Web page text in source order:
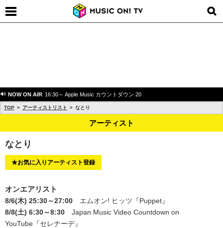
NOW ON AIR 16:30～ Apple Music カウントダウン 20
TOP アーティストリスト なとり
アーティスト
なとり
★お気に入りアーティスト登録
オンエアリスト
8/6(木) 25:30～27:00 エムオン! ヒッツ 『Puppet』
8/8(土) 6:30～8:30
Japan Music Video Countdown on
YouTube 『セレナーデ』